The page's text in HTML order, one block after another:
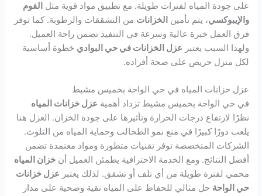
على جودة المياه لفترات طويلة. مع تطبيق مواد قوية مثل الفوم
والإيبوكسي، يتم تأمين الخزانات من التشققات والرطوبة. كما توفر
فرق العمل خبرة عالية وسرعة في التنفيذ تضمن راحة العميل.
ولهذا السبب يعتبر عزل الخزانات في حي البوادي خطوة أساسية
لكل منزل حريص على صحة أفراده.
عزل خزانات المياه في حي الواحة بخميس مشيط
في حي الواحة بخميس مشيط تزداد أهمية عزل خزانات المياه
نظرًا لارتفاع درجات الحرارة وتأثيرها على جودة الخزان. العزل هنا
يلعب دورًا كبيرًا في منع نمو الطحالب وحماية المياه من التلوث.
الشركات المتخصصة توفر تقنيات متطورة ومواد معتمدة تضمن
أفضل النتائج. ومع الخدمة الاحترافية يطمئن العميل أنخزان المياه
محمي لفترة طويلة من أي تلف أو تشقق. لذلك يعتبر عزل خزانات
حي الواحة حل مثالي للحفاظ على المياه نقية وصحية على مدار